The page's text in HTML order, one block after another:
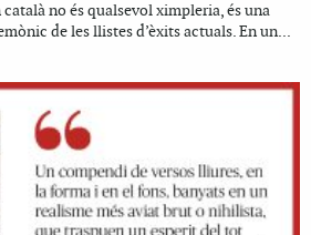
no és qualsevol ximpleria, és una
de les llistes d’èxits actuals. En un...